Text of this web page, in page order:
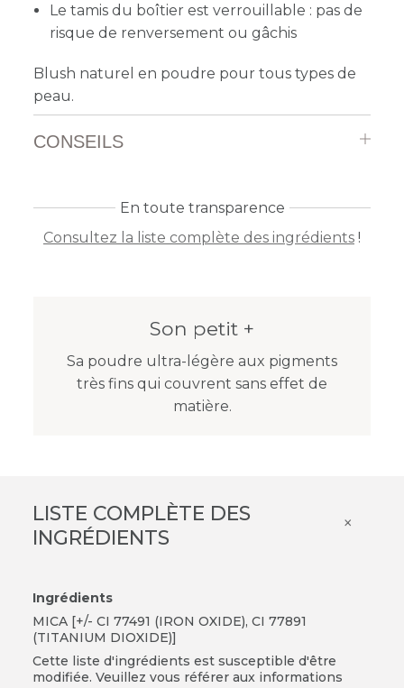
Le tamis du boîtier est verrouillable : pas de
risque de renversement ou gâchis
Blush naturel en poudre pour tous types de
peau.
CONSEILS
En toute transparence
Consultez la liste complète des ingrédients !
Son petit +
Sa poudre ultra-légère aux pigments
très fins qui couvrent sans effet de
matière.
LISTE COMPLÈTE DES
INGRÉDIENTS
×
Ingrédients
MICA [+/- CI 77491 (IRON OXIDE), CI 77891
(TITANIUM DIOXIDE)]
Cette liste d'ingrédients est susceptible d'être
modifiée. Veuillez vous référer aux informations